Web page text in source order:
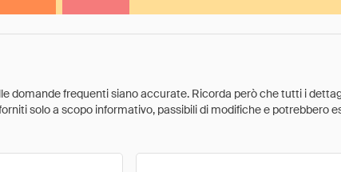
domande frequenti siano accurate. Ricorda però che tutti i
solo a scopo informativo, passibili di modifiche e potrebbero